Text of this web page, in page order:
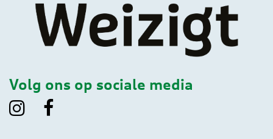
Volg ons op sociale media